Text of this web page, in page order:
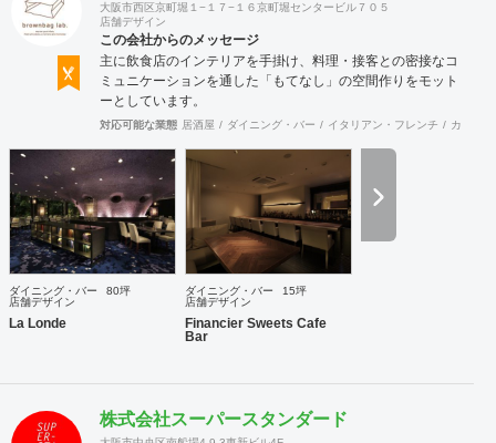
大阪市西区京町堀１−１７−１６京町堀センタービル７０５
店舗デザイン
この会社からのメッセージ
主に飲食店のインテリアを手掛け、料理・接客との密接なコ
ミュニケーションを通した「もてなし」の空間作りをモット
ーとしています。
対応可能な業態 居酒屋 ダイニング・バー イタリアン・フレンチ カフェ
ダイニング・バー
80坪
店舗デザイン
La Londe
ダイニング・バー
15坪
店舗デザイン
Financier Sweets Cafe
Bar
株式会社スーパースタンダード